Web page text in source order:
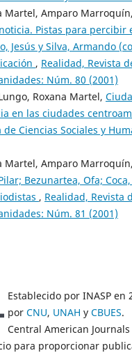
Martel, Amparo Marroquín,
Pistas para percibir
Jesús y Silva, Armando
, Realidad, Revista
Núm. 80 (2001)
Roxana Martel,
en las ciudades
de Ciencias Sociales y
Martel, Amparo Marroquín,
Bezunartea, Ofa;
, Realidad, Revista
Núm. 81 (2001)
Establecido por INASP en
por CNU, UNAH y CBUES.
Central American Journals
para proporcionar